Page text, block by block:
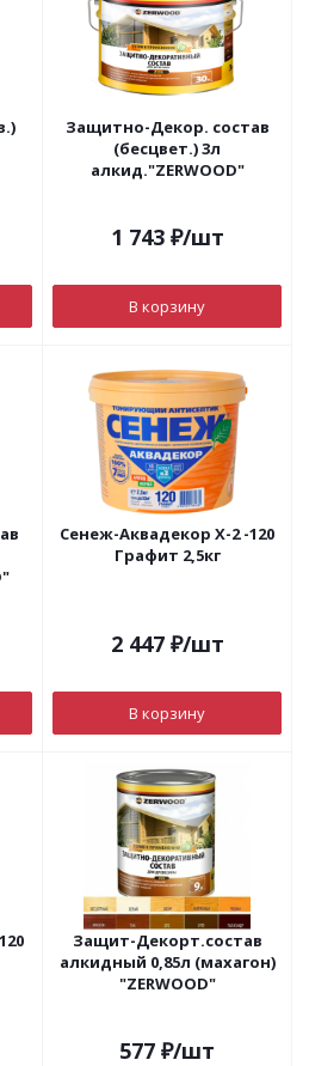
Защитно-Декор. состав
(бесцвет.) 3л
алкид."ZERWOOD"
1 743₽/шт
В корзину
Сенеж-Аквадекор Х-2 -120
Графит 2,5кг
2 447₽/шт
В корзину
Защит-Декорт.состав
алкидный 0,85л (махагон)
"ZERWOOD"
577 ₽/шт